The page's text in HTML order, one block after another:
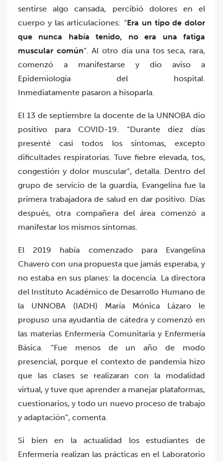
sentirse algo cansada, percibió dolores en el
cuerpo y las articulaciones: “Era un tipo de dolor
que nunca había tenido, no era una fatiga
muscular común”. Al otro día una tos seca, rara,
comenzó a manifestarse y dio aviso a
Epidemiología del hospital.
Inmediatamente pasaron a hisoparla.
El 13 de septiembre la docente de la UNNOBA dio
positivo para COVID-19. “Durante diez días
presenté casi todos los síntomas, excepto
dificultades respiratorias. Tuve fiebre elevada, tos,
congestión y dolor muscular”, detalla. Dentro del
grupo de servicio de la guardia, Evangelina fue la
primera trabajadora de salud en dar positivo. Días
después, otra compañera del área comenzó a
manifestar los mismos síntomas.
El 2019 había comenzado para Evangelina
Chavero con una propuesta que jamás esperaba, y
no estaba en sus planes: la docencia. La directora
del Instituto Académico de Desarrollo Humano de
la UNNOBA (IADH) María Mónica Lázaro le
propuso una ayudantía de cátedra y comenzó en
las materias Enfermería Comunitaria y Enfermería
Básica. “Fue menos de un año de modo
presencial, porque el contexto de pandemia hizo
que las clases se realizaran con la modalidad
virtual, y tuve que aprender a manejar plataformas,
cuestionarios, y todo un nuevo proceso de trabajo
y adaptación”, comenta.
Si bien en la actualidad los estudiantes de
Enfermería realizan las prácticas en el Laboratorio